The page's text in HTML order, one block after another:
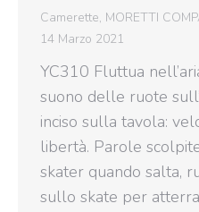
Camerette, MORETTI
14 Marzo 2021
YC310 Fluttua
suono delle ruote
inciso sulla tavola:
libertà. Parole
skater quando salta,
sullo skate per